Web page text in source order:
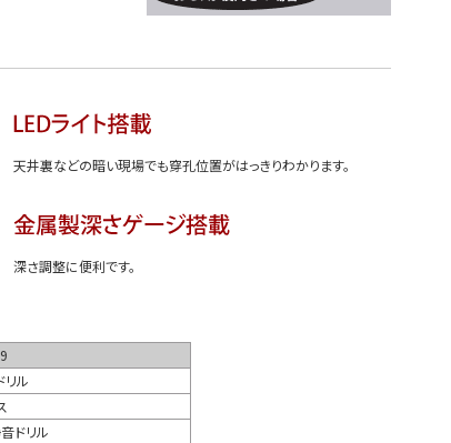
天井裏などの暗い現場でも穿孔位置がはっきりわかります。
深さ調整に便利です。
ル
ドリル